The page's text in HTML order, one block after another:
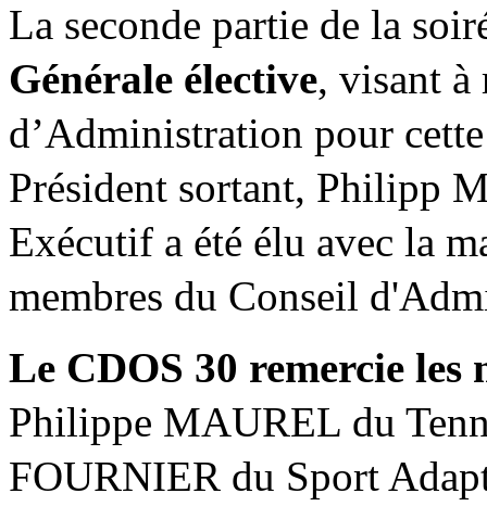
La seconde partie de la
Générale élective, visant à
d’Administration pour
Président sortant, Philipp
Exécutif a été élu avec la
membres du Conseil
Le CDOS 30 remercie
Philippe MAUREL du
FOURNIER du Sport